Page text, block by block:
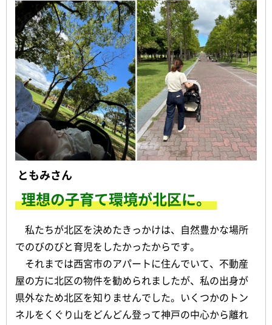
ともみさん
理想の子育て環境が北区に。
私たちが北区を決めたきっかけは、自然豊かな場所
でのびのびと育児をしたかったからです。
それまでは西宮市のアパートに住んでいて、不動産
屋の方に北区の物件を勧められましたが、私の出身が
県外なため北区を知りませんでした。いくつかのトン
ネルをくぐり山をどんどん登って神戸の中心から離れ